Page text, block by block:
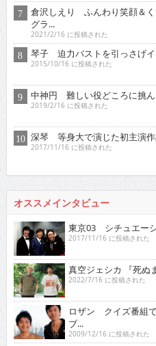
倉沢しえり ふんわり笑顔＆
グラ...
2021/2/16 に投稿された
琴子 迫力バストを引っさげイ
2015/10/16 に投稿された
中神円 難しい役どころに挑ん
2019/2/16 に投稿された
深琴 等身大で演じた初主演作
2017/11/16 に投稿された
オススメインタビュー
東京03 シチュエー
2017/11/16 に投稿された
真空ジェシカ 『死ぬ
2022/7/16 に投稿された
ロザン クイズ番組
ブ...
2009/12/16 に投稿された